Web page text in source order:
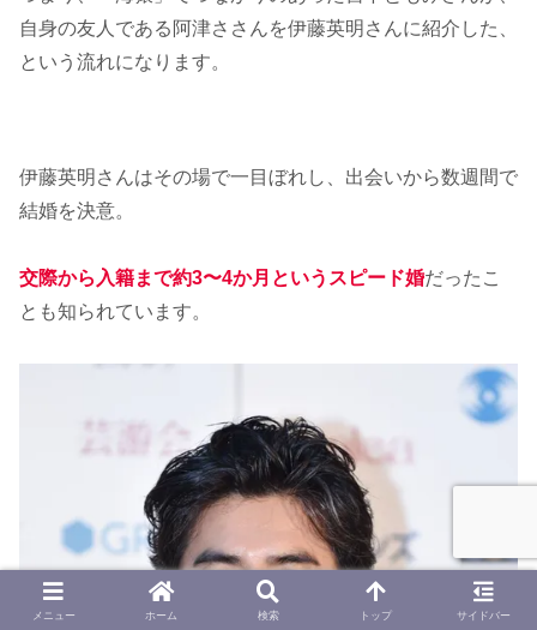
自身の友人である阿津ささんを伊藤英明さんに紹介した、
という流れになります。
伊藤英明さんはその場で一目ぼれし、出会いから数週間で
結婚を決意。
交際から入籍まで約3〜4か月というスピード婚だったこ
とも知られています。
メニュー ホーム 検索 トップ サイドバー